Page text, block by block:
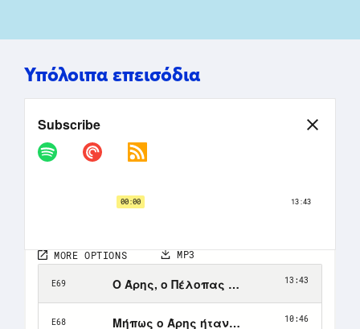
Υπόλοιπα επεισόδια